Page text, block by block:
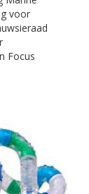
voor
Focus